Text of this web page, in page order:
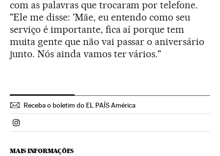
com as palavras que trocaram por telefone.
"Ele me disse: 'Mãe, eu entendo como seu
serviço é importante, fica aí porque tem
muita gente que não vai passar o aniversário
junto. Nós ainda vamos ter vários."
Receba o boletim do EL PAÍS América
Politica El País Brasil en Instagram
MAIS INFORMAÇÕES